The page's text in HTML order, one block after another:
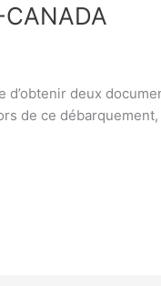
d’obtenir deux
de ce